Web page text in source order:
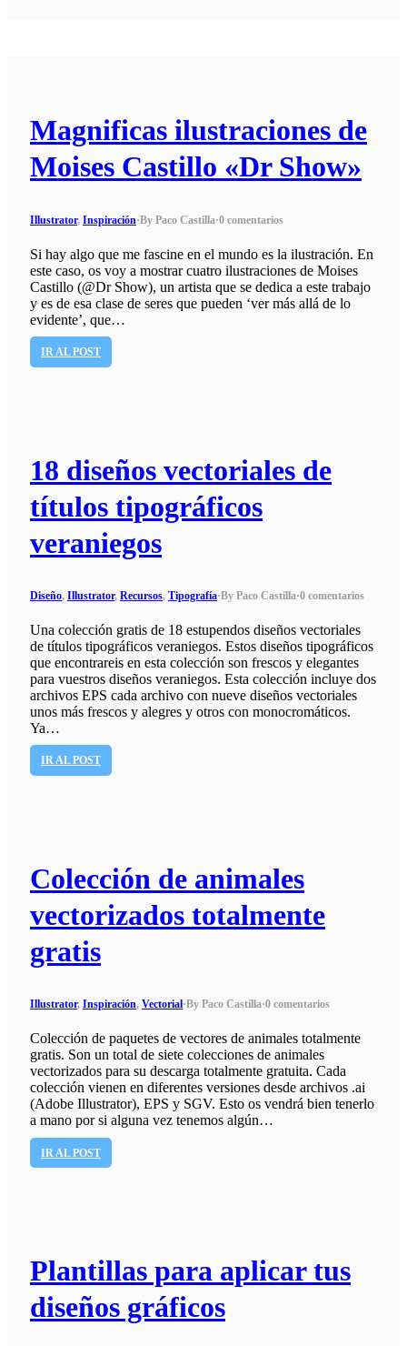
Magnificas ilustraciones de
Moises Castillo «Dr Show»
Illustrator, Inspiración·By Paco Castilla·0 comentarios
Si hay algo que me fascine en el mundo es la ilustración. En
este caso, os voy a mostrar cuatro ilustraciones de Moises
Castillo (@Dr Show), un artista que se dedica a este trabajo
y es de esa clase de seres que pueden ‘ver más allá de lo
evidente’, que…
IR AL POST
18 diseños vectoriales de
títulos tipográficos
veraniegos
Diseño, Illustrator, Recursos, Tipografía·By Paco Castilla·0 comentarios
Una colección gratis de 18 estupendos diseños vectoriales
de títulos tipográficos veraniegos. Estos diseños tipográficos
que encontrareis en esta colección son frescos y elegantes
para vuestros diseños veraniegos. Esta colección incluye dos
archivos EPS cada archivo con nueve diseños vectoriales
unos más frescos y alegres y otros con monocromáticos.
Ya…
IR AL POST
Colección de animales
vectorizados totalmente
gratis
Illustrator, Inspiración, Vectorial·By Paco Castilla·0 comentarios
Colección de paquetes de vectores de animales totalmente
gratis. Son un total de siete colecciones de animales
vectorizados para su descarga totalmente gratuita. Cada
colección vienen en diferentes versiones desde archivos .ai
(Adobe Illustrator), EPS y SGV. Esto os vendrá bien tenerlo
a mano por si alguna vez tenemos algún…
IR AL POST
Plantillas para aplicar tus
diseños gráficos